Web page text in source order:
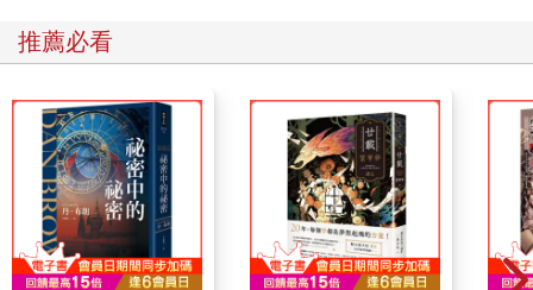
這份文件是《美國憲法》，
包含定義美國政府如何運作的基本法律。
憲法設立總統、最高法院和國會。
詹姆斯．麥迪遜的工作讓他被視為憲法之父。
除了麥迪遜，一些最著名的代表有：
喬治． 華盛頓將軍、亞歷山大． 漢彌爾頓，
和班傑明．富蘭克林博士。
「班博士！」傑克說。
推薦必看